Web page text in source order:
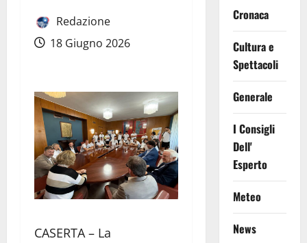
Redazione
18 Giugno 2026
CASERTA – La
Cronaca
Cultura e
Spettacoli
Generale
I Consigli
Dell'
Esperto
Meteo
News